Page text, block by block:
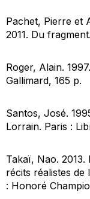
Pachet, Pierre et
2011. Du fragment
Roger, Alain. 1997.
Gallimard, 165 p.
Santos, José.
Lorrain. Paris :
Takaï, Nao. 2013.
récits réalistes de
: Honoré